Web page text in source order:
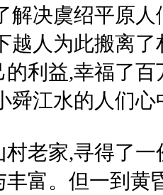
解决虞绍平原
越人为此搬离
的利益,幸福了
舜江水的人们心
老家,寻得了
富。但一到黄